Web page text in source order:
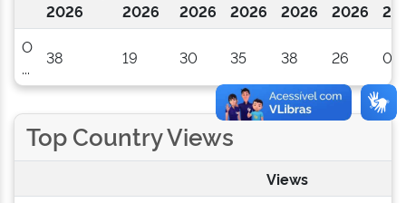
2026
2026
2026
2026
2026
2026
O
...
38 19 30 35 38 26 0
Top Country Views
Views